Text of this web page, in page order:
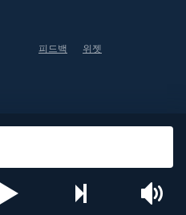
피드백 위젯